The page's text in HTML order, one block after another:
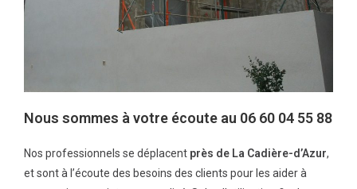
Nous sommes à votre écoute au 06 60 04 55 88
Nos professionnels se déplacent près de La Cadière-d’Azur,
et sont à l’écoute des besoins des clients pour les aider à